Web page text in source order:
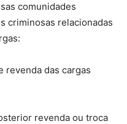
comunidades
criminosas relacionadas
revenda das cargas
revenda ou troca